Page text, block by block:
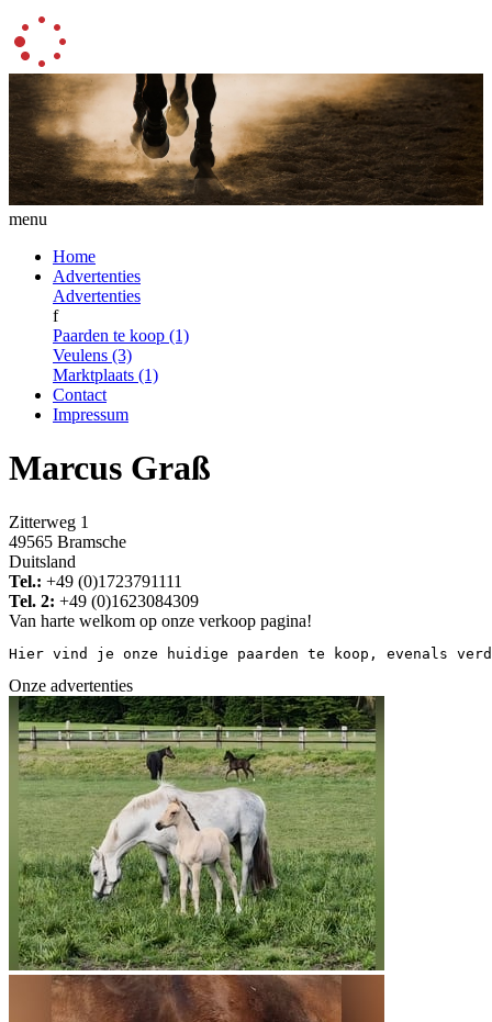
menu
Home
Advertenties
Advertenties
f
Paarden te koop (1)
Veulens (3)
Marktplaats (1)
Contact
Impressum
Marcus Graß
Zitterweg 1
49565 Bramsche
Duitsland
Tel.: +49 (0)1723791111
Tel. 2: +49 (0)1623084309
Van harte welkom op onze verkoop pagina!
Hier vind je onze huidige paarden te koop, evenals
Onze advertenties